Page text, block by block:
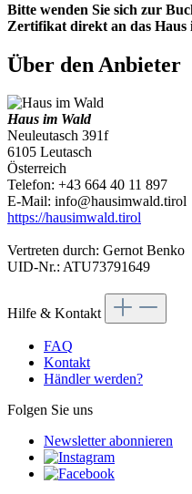
Bitte wenden Sie sich zur
Zertifikat direkt an das Haus
Über den Anbieter
Haus im Wald
Neuleutasch 391f
6105 Leutasch
Österreich
Telefon: +43 664 40 11 897
E-Mail: info@hausimwald.tirol
https://hausimwald.tirol
Vertreten durch: Gernot Benko
UID-Nr.: ATU73791649
Hilfe & Kontakt
FAQ
Kontakt
Händler werden?
Folgen Sie uns
Newsletter abonnieren